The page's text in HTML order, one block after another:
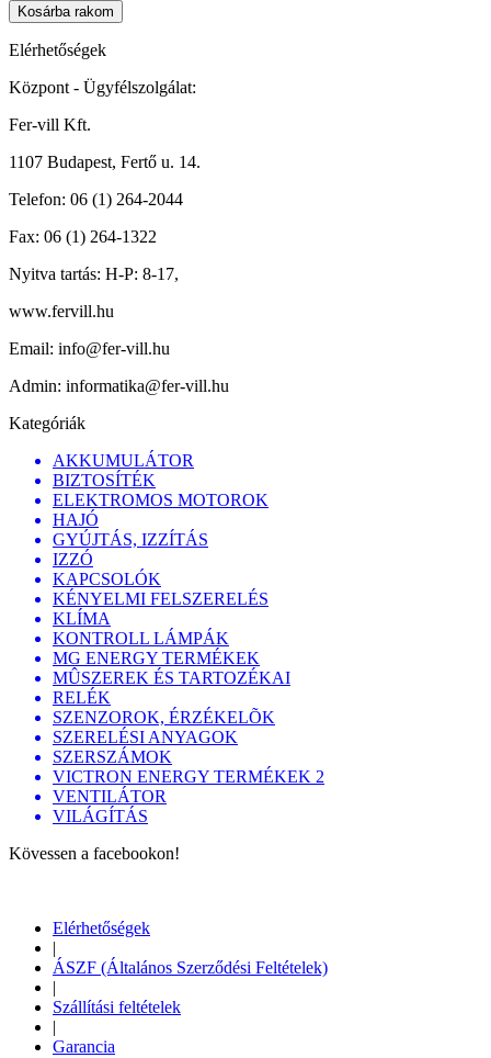
Elérhetőségek
Központ - Ügyfélszolgálat:
Fer-vill Kft.
1107 Budapest, Fertő u. 14.
Telefon: 06 (1) 264-2044
Fax: 06 (1) 264-1322
Nyitva tartás: H-P: 8-17,
www.fervill.hu
Email: info@fer-vill.hu
Admin: informatika@fer-vill.hu
Kategóriák
AKKUMULÁTOR
BIZTOSÍTÉK
ELEKTROMOS MOTOROK
HAJÓ
GYÚJTÁS, IZZÍTÁS
IZZÓ
KAPCSOLÓK
KÉNYELMI FELSZERELÉS
KLÍMA
KONTROLL LÁMPÁK
MG ENERGY TERMÉKEK
MÛSZEREK ÉS TARTOZÉKAI
RELÉK
SZENZOROK, ÉRZÉKELÕK
SZERELÉSI ANYAGOK
SZERSZÁMOK
VICTRON ENERGY TERMÉKEK 2
VENTILÁTOR
VILÁGÍTÁS
Kövessen a facebookon!
Elérhetőségek
|
ÁSZF (Általános Szerződési Feltételek)
|
Szállítási feltételek
|
Garancia